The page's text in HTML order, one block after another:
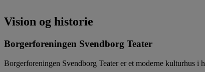
Vision og historie
Borgerforeningen Svendborg Teater
Borgerforeningen Svendborg Teater er et moderne kulturhus